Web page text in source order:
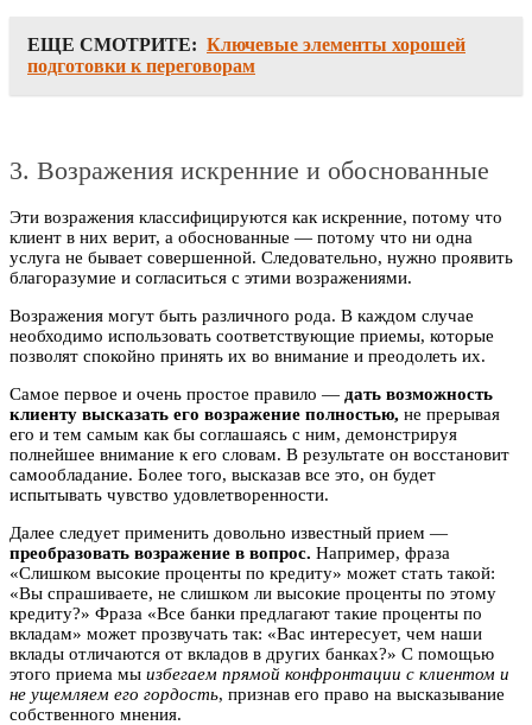
ЕЩЕ СМОТРИТЕ: Ключевые элементы хорошей
подготовки к переговорам
3. Возражения искренние и обоснованные
Эти возражения классифицируются как искренние, потому что
клиент в них верит, а обоснованные — потому что ни одна
услуга не бывает совершенной. Следовательно, нужно проявить
благоразумие и согласиться с этими возражениями.
Возражения могут быть различного рода. В каждом случае
необходимо использовать соответствующие приемы, которые
позволят спокойно принять их во внимание и преодолеть их.
Самое первое и очень простое правило — дать возможность
клиенту высказать его возражение полностью, не прерывая
его и тем самым как бы соглашаясь с ним, демонстрируя
полнейшее внимание к его словам. В результате он восстановит
самообладание. Более того, высказав все это, он будет
испытывать чувство удовлетворенности.
Далее следует применить довольно известный прием —
преобразовать возражение в вопрос. Например, фраза
«Слишком высокие проценты по кредиту» может стать такой:
«Вы спрашиваете, не слишком ли высокие проценты по этому
кредиту?» Фраза «Все банки предлагают такие проценты по
вкладам» может прозвучать так: «Вас интересует, чем наши
вклады отличаются от вкладов в других банках?» С помощью
этого приема мы избегаем прямой конфронтации с клиентом и
не ущемляем его гордость, признав его право на высказывание
собственного мнения.